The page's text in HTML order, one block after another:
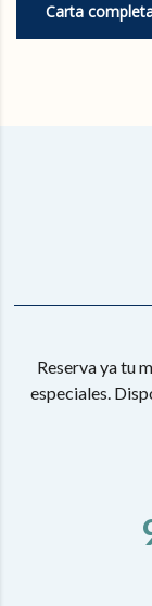
Carta
Reserva ya tu
especiales.